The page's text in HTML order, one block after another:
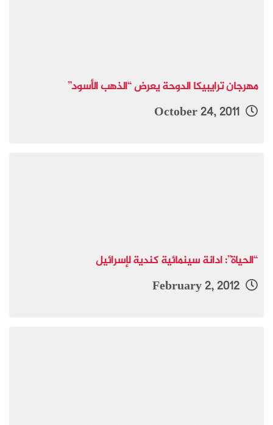
مهرجان ترايبيكا الدوحة يعرض “الذهب الأسود”
“الحياة”: ادانة سينمائية كندية لإسرائيل